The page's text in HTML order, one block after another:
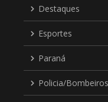
Destaques
Esportes
Paraná
Policia/Bombeiros